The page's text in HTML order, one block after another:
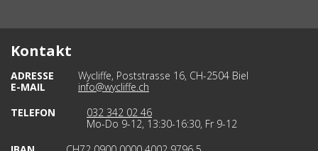
Kontakt
ADRESSE
Wycliffe, Poststrasse 16, CH-2504 Biel
E-MAIL
info@wycliffe.ch
TELEFON
032 342 02 46
Mo-Do 9-12, 13:30-16:30, Fr 9-12